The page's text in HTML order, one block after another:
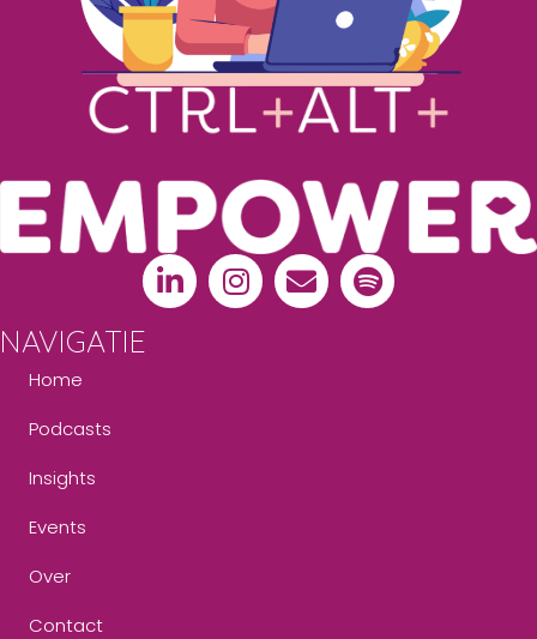
NAVIGATIE
Home
Podcasts
Insights
Events
Over
Contact